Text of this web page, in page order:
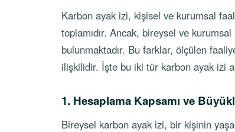
Karbon ayak izi, kişisel ve kurumsal
toplamıdır. Ancak, bireysel ve
bulunmaktadır. Bu farklar, ölçülen
ilişkilidir. İşte bu iki tür karbon ayak izi
1. Hesaplama Kapsamı ve
Bireysel karbon ayak izi, bir kişinin